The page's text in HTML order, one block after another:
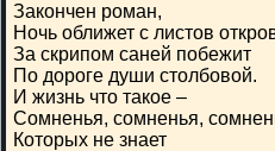
Закончен роман,
Ночь оближет с листов
За скрипом саней побежит
По дороге души столбовой.
И жизнь что такое –
Сомненья, сомненья,
Которых не знает